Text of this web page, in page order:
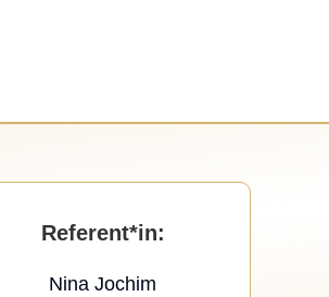
Referent*in:
Nina Jochim